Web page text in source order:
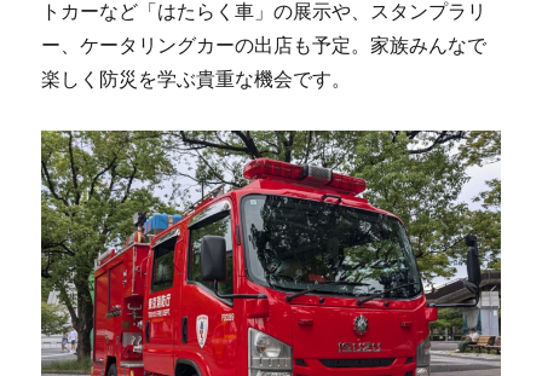
トカーなど「はたらく車」の展示や、スタンプラリ
ー、ケータリングカーの出店も予定。家族みんなで
楽しく防災を学ぶ貴重な機会です。